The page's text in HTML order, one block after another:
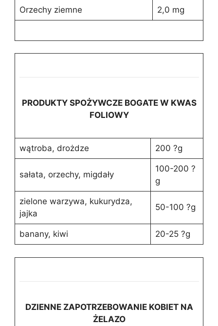
Orzechy ziemne 2,0 mg
PRODUKTY SPOŻYWCZE BOGATE W KWAS
FOLIOWY
wątroba, drożdze 200 ?g
sałata, orzechy, migdały
100-200 ?
g
zielone warzywa, kukurydza,
jajka
50-100 ?g
banany, kiwi 20-25 ?g
DZIENNE ZAPOTRZEBOWANIE KOBIET NA
ŻELAZO